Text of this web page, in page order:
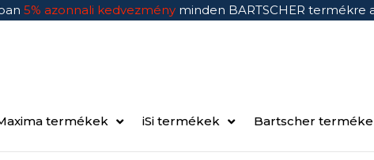
5% azonnali kedvezmény minden BARTSCHER termékre
termékek iSi termékek Bartscher